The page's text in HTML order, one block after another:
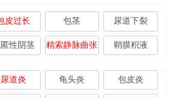
皮过长 包茎 尿道下裂
匿性阴茎 精索静脉曲张 鞘膜积液
尿道炎 龟头炎 包皮炎